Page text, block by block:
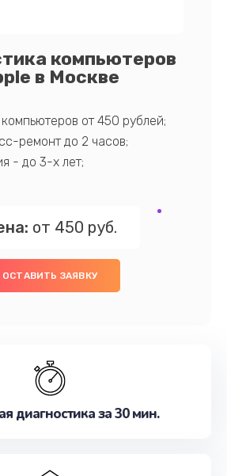
компьютеров
в Москве
от 450 рублей;
ремонт до 2 часов;
- до 3-х лет;
от 450 руб.
ОСТАВИТЬ ЗАЯВКУ
диагностика за 30 мин.